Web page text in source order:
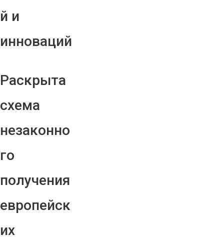
й и
инноваций
Раскрыта
схема
незаконно
го
получения
европейск
их